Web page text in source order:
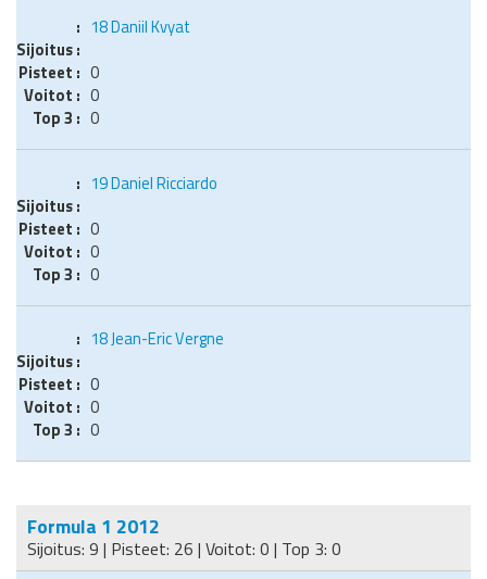
18Daniil Kvyat
0
0
0
19Daniel Ricciardo
0
0
0
18Jean-Eric Vergne
0
0
0
Formula 1 2012
Sijoitus: 9 | Pisteet: 26 | Voitot: 0 | Top 3: 0